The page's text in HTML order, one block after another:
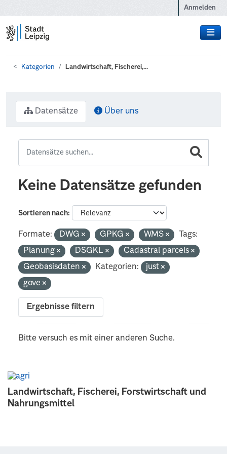
Anmelden
Kategorien Landwirtschaft, Fischerei,...
Landwirtschaft, Fischerei, Forstwirtschaft und
Nahrungsmittel
Datensätze Über uns
Keine Datensätze gefunden
Sortieren nach
Formate: DWG GPKG WMS
Tags:
Planung
DSGKL
Cadastral parcels
Geobasisdaten
Kategorien:
just
gove
Ergebnisse filtern
Bitte versuch es mit einer anderen Suche.